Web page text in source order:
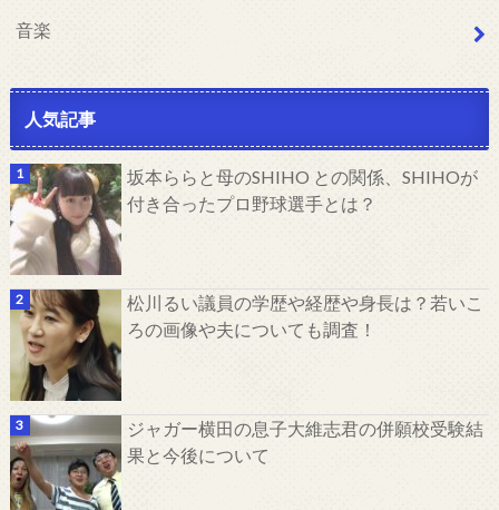
音楽
人気記事
坂本ららと母のSHIHO との関係、SHIHOが
付き合ったプロ野球選手とは？
松川るい議員の学歴や経歴や身長は？若いこ
ろの画像や夫についても調査！
ジャガー横田の息子大維志君の併願校受験結
果と今後について